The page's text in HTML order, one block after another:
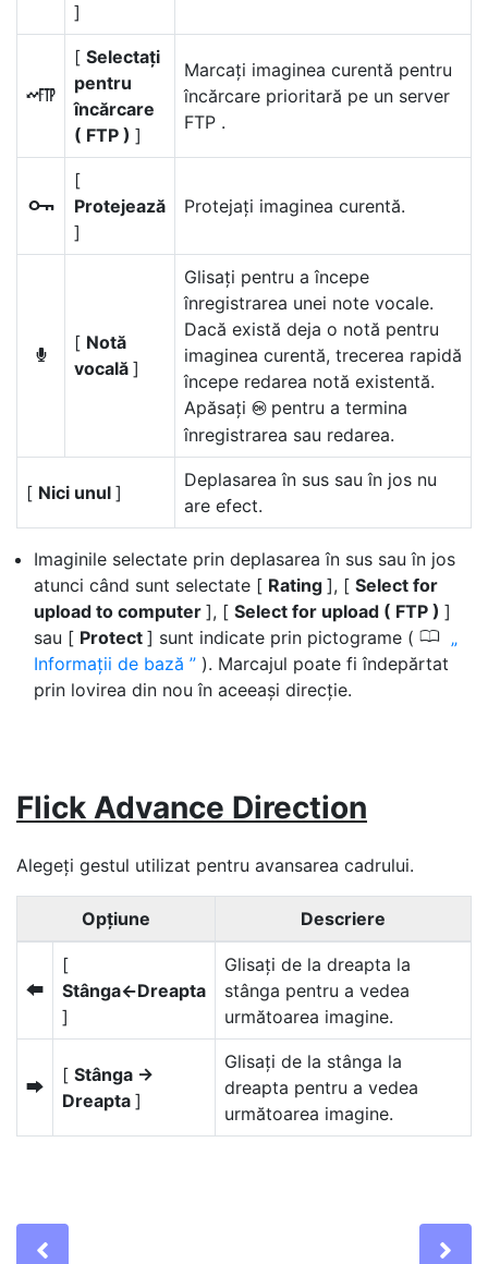
]
N
[ Selectați
pentru
încărcare
( FTP ) ]
Marcați imaginea curentă pentru
încărcare prioritară pe un server
FTP .
g
[
Protejează
]
Protejați imaginea curentă.
b
[ Notă
vocală ]
Glisați pentru a începe
înregistrarea unei note vocale.
Dacă există deja o notă pentru
imaginea curentă, trecerea rapidă
începe redarea notă existentă.
Apăsați J pentru a termina
înregistrarea sau redarea.
[ Nici unul ]
Deplasarea în sus sau în jos nu
are efect.
Imaginile selectate prin deplasarea în sus sau în jos
atunci când sunt selectate [ Rating ], [ Select for
upload to computer ], [ Select for upload ( FTP ) ]
sau [ Protect ] sunt indicate prin pictograme ( 0
Informații de bază
). Marcajul poate fi îndepărtat
prin lovirea din nou în aceeași direcție.
Flick Advance Direction
Alegeți gestul utilizat pentru avansarea cadrului.
Opţiune Descriere
S
[
Stânga←Dreapta
]
Glisați de la dreapta la
stânga pentru a vedea
următoarea imagine.
T
[ Stânga →
Dreapta ]
Glisați de la stânga la
dreapta pentru a vedea
următoarea imagine.